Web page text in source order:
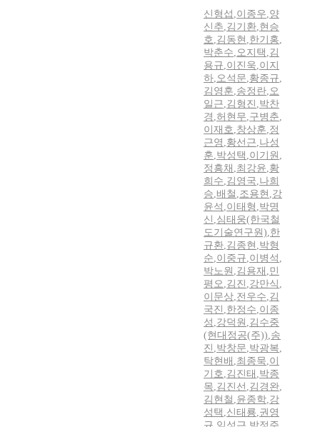
신형섭 ,이종우,양
신추,김기환,현승
호,김동현 ,한기홍,
박춘수,오지택 ,김
용규,이진욱,이지
하,오석문,황종규,
김영훈,송정란,오
일근,김형진 ,박찬
경 ,허현무,구병춘,
이재호,창상훈,정
근영 ,황선근,나성
훈,박성택 ,이기원 ,
정흥채 ,최강윤,황
희수,김영국,나희
승,배철 ,조용현 ,강
윤석 ,이태형 ,박명
신 ,심태웅(한국철
도기술연구원),한
규환,김종현 ,박형
순,이중규,이병석 ,
박노원 ,김용재 ,민
평오,김진 ,강만식 ,
이문상,전우수,김
국진 ,한정수,이종
성 ,강덕원 ,김수중
(현대정공(주)),송
진 ,박창문,박광복,
탁현배 ,최종묵,이
기호,김진태 ,박종
목,김진선 ,김경완,
김현철 ,윤종학,강
성택 ,신태룡,권영